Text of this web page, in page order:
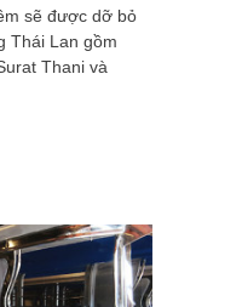
sẽ được dỡ bỏ
Thái Lan gồm
Thani và